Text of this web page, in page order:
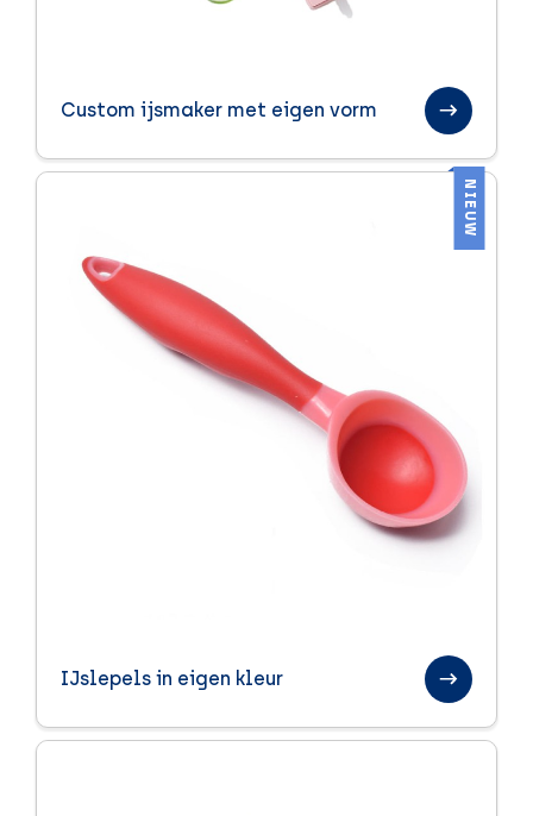
Custom ijsmaker met eigen vorm
NIEUW
IJslepels in eigen kleur